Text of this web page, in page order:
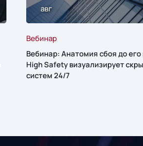
авг
Вебинар
Вебинар: Анатомия сбоя до
High Safety визуализирует
систем 24/7